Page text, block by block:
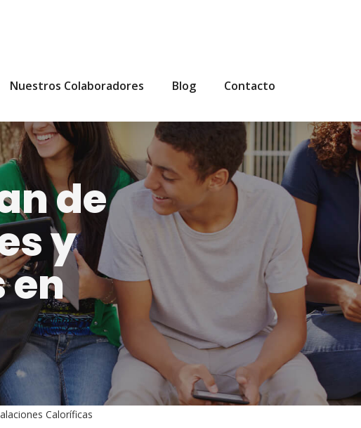
Nuestros Colaboradores Blog Contacto
de
y
en
Caloríficas